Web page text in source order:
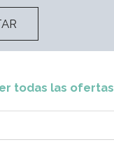
todas las ofertas